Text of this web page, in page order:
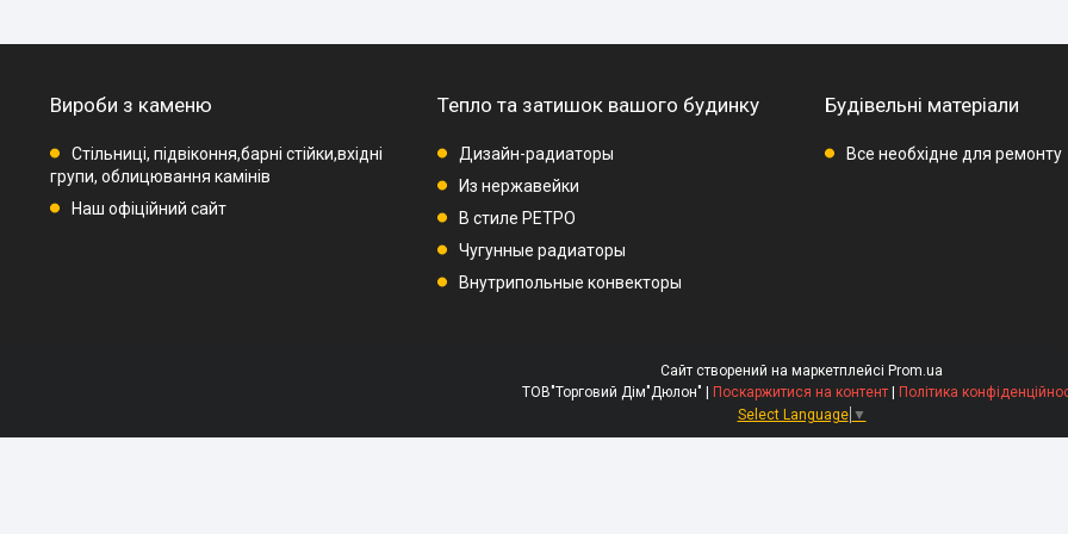
Вироби з каменю
Стільниці, підвіконня,барні стійки,вхідні
групи, облицювання камінів
Наш офіційний сайт
Тепло та затишок вашого будинку
Дизайн-радиаторы
Из нержавейки
В стиле РЕТРО
Чугунные радиаторы
Внутрипольные конвекторы
Будівельні матеріали
Все необхідне для ремонту
Сайт створений на маркетплейсі Prom.ua
ТОВ"Торговий Дім"Дюлон" | Поскаржитися на контент | Політика
Select Language ▼